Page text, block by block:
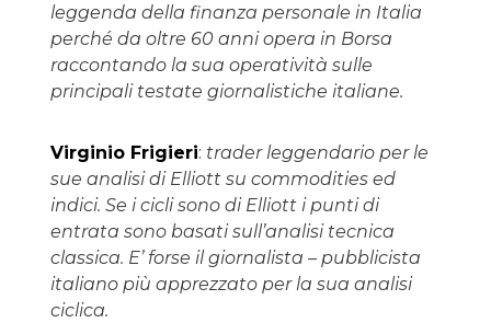
leggenda della finanza personale in Italia
perché da oltre 60 anni opera in Borsa
raccontando la sua operatività sulle
principali testate giornalistiche italiane.
Virginio Frigieri: trader leggendario per le
sue analisi di Elliott su commodities ed
indici. Se i cicli sono di Elliott i punti di
entrata sono basati sull’analisi tecnica
classica. E’ forse il giornalista – pubblicista
italiano più apprezzato per la sua analisi
ciclica.